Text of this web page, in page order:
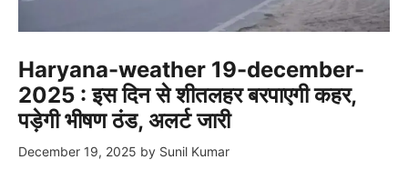
Haryana-weather 19-december-
2025 : इस दिन से शीतलहर बरपाएगी कहर,
पड़ेगी भीषण ठंड, अलर्ट जारी
December 19, 2025 by Sunil Kumar